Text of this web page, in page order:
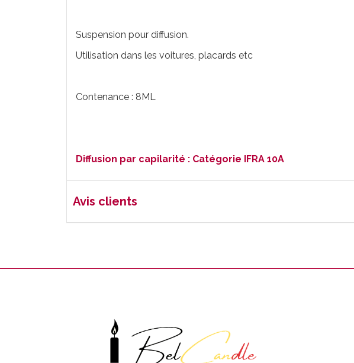
Suspension pour diffusion.
Utilisation dans les voitures, placards etc
Contenance : 8ML
Diffusion par capilarité : Catégorie IFRA 10A
Avis clients